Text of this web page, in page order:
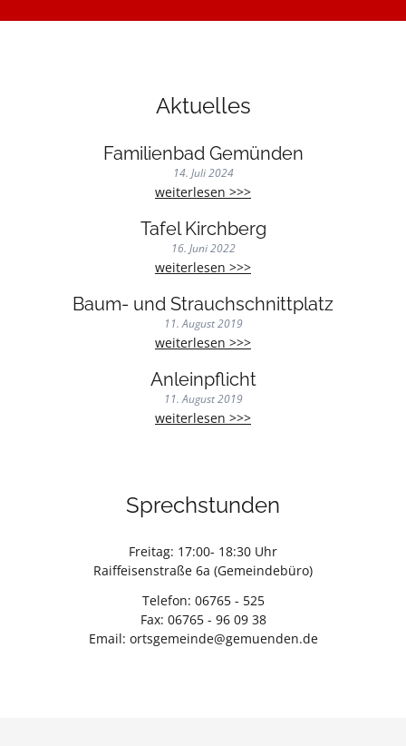
Aktuelles
Familienbad Gemünden
14. Juli 2024
weiterlesen >>>Familienbad
Tafel Kirchberg
16. Juni 2022
weiterlesen >>>Tafel
Baum- und Strauchschnittplatz
11. August 2019
weiterlesen >>>Baum-
Strauchschnittplatz
Anleinpflicht
11. August 2019
weiterlesen >>>Anleinpflicht
Sprechstunden
Freitag: 17:00- 18:30 Uhr
Raiffeisenstraße 6a (Gemeindebüro)
Telefon: 06765 - 525
Fax: 06765 - 96 09 38
Email: ortsgemeinde@gemuenden.de